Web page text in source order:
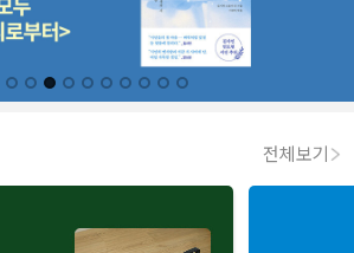
전체보기